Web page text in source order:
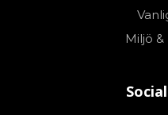
Miljö